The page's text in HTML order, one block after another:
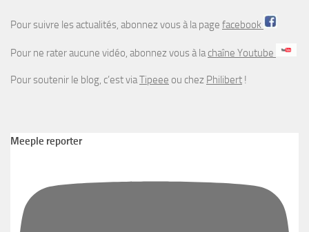
Pour suivre les actualités, abonnez vous à la page facebook
Pour ne rater aucune vidéo, abonnez vous à lachaîne Youtube
Pour soutenir le blog, c’est viaTipeee ou chez Philibert !
Meeple reporter